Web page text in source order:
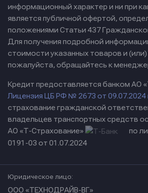
информационный характер и ни при
является публичной офертой,
положениями Статьи 437
Для получения подробной
стоимости указанных товаров и (или)
пожалуйста, обращайтесь к
Кредит предоставляется банком АО
Лицензия ЦБ РФ № 2673 от 09.07.2024
страхование гражданской
владельцев транспортных средств
АО «Т-Страхование»
по
0191-03 от 01.07.2024
Юридическое лицо:
ООО «ТЕХНОДРАЙВ-ВГ»